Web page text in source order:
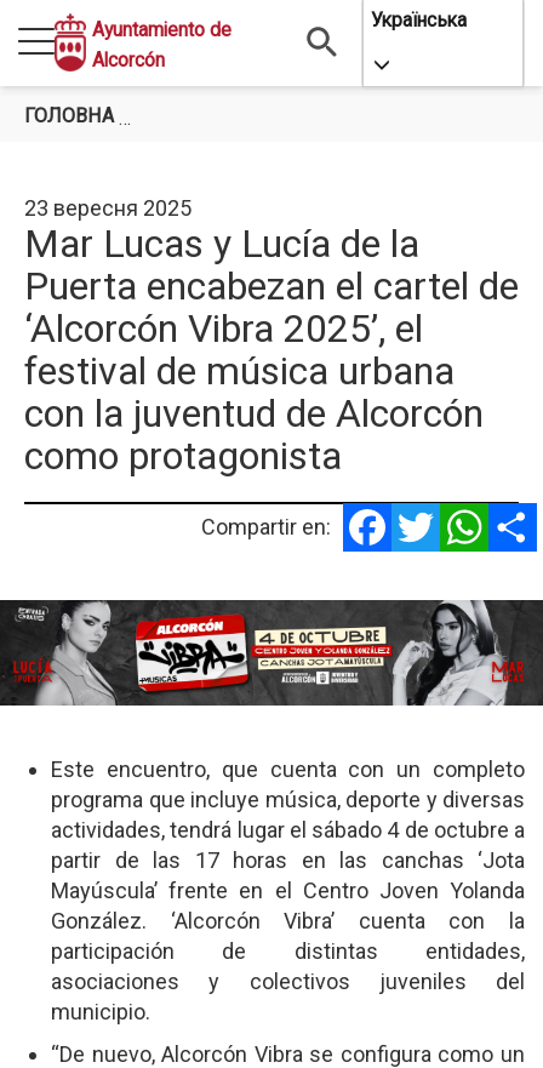
Перейти
до
основного
вмісту
Ayuntamiento de
Alcorcón
Українська
Toggle
ГОЛОВНА
23 вересня 2025
Mar Lucas y Lucía de la
Puerta encabezan el cartel de
‘Alcorcón Vibra 2025’, el
festival de música urbana
con la juventud de Alcorcón
como protagonista
Compartir en:
Facebook
Twitter
Este encuentro, que cuenta con un completo
programa que incluye música, deporte y diversas
actividades, tendrá lugar el sábado 4 de octubre a
partir de las 17 horas en las canchas ‘Jota
Mayúscula’ frente en el Centro Joven Yolanda
González. ‘Alcorcón Vibra’ cuenta con la
participación de distintas entidades,
asociaciones y colectivos juveniles del
municipio.
“De nuevo, Alcorcón Vibra se configura como un